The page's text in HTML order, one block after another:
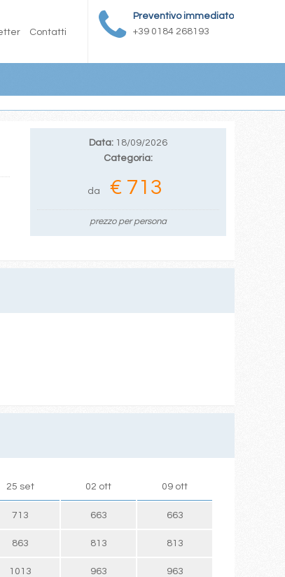
Preventivo immediato
+39 0184 268193
Contatti
Data: 18/09/2026
Categoria:
da € 713
prezzo per persona
25 set 02 ott 09 ott
713 663 663
863 813 813
1013 963 963